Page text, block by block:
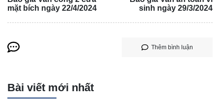
mặt bích ngày 22/4/2024
sinh ngày 29/3/2024
Thêm bình luận
Bài viết mới nhất